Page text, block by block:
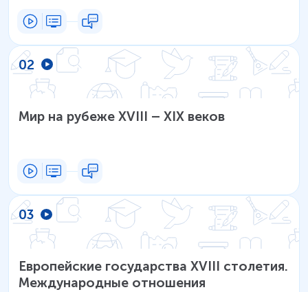
02
Мир на рубеже XVIII – XIX веков
03
Европейские государства XVIII столетия.
Международные отношения